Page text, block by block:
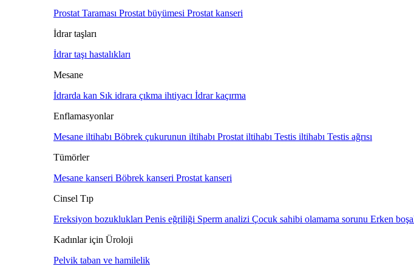
Prostat Taraması Prostat büyümesi Prostat kanseri
İdrar taşları
İdrar taşı hastalıkları
Mesane
İdrarda kan Sık idrara çıkma ihtiyacı İdrar kaçırma
Enflamasyonlar
Mesane iltihabı Böbrek çukurunun iltihabı Prostat iltihabı Testis iltihabı Testis ağrısı
Tümörler
Mesane kanseri Böbrek kanseri Prostat kanseri
Cinsel Tıp
Ereksiyon bozuklukları Penis eğriliği Sperm analizi Çocuk sahibi olamama sorunu Erken
Kadınlar için Üroloji
Pelvik taban ve hamilelik